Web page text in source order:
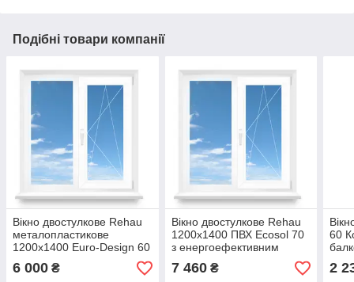
Подібні товари компанії
Вікно двостулкове Rehau
металопластикове
1200х1400 Euro-Design 60
з однокамерним
склопакетом 4/16/4
6 000 ₴
Вікно двостулкове Rehau
1200х1400 ПВХ Ecosol 70
з енергоефективним
склопакетом 4/10/4/10/4і +
Аргон
7 460₴
60
2